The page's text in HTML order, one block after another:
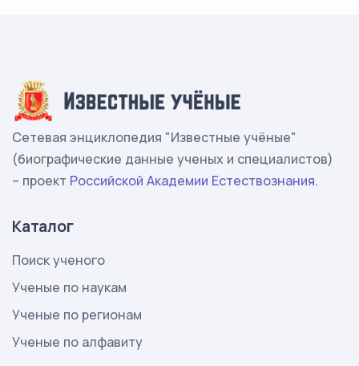
Сетевая энциклопедия "Известные учёные"
(биографические данные ученых и специалистов)
– проект Российской Академии Естествознания.
Каталог
Поиск ученого
Ученые по наукам
Ученые по регионам
Ученые по алфавиту